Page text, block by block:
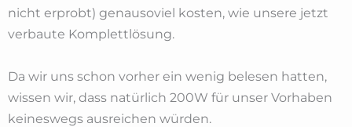
nicht erprobt) genausoviel kosten, wie unsere jetzt
verbaute Komplettlösung.
Da wir uns schon vorher ein wenig belesen hatten,
wissen wir, dass natürlich 200W für unser Vorhaben
keineswegs ausreichen würden.